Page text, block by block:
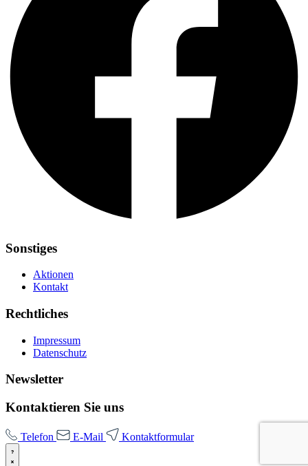
Sonstiges
Aktionen
Kontakt
Rechtliches
Impressum
Datenschutz
Newsletter
Kontaktieren Sie uns
Telefon E-Mail Kontaktformular